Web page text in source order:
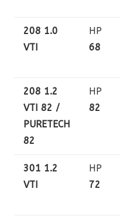
208 1.0
VTI
HP
68
208 1.2
VTI 82 /
PURETECH
82
HP
82
301 1.2
VTI
HP
72